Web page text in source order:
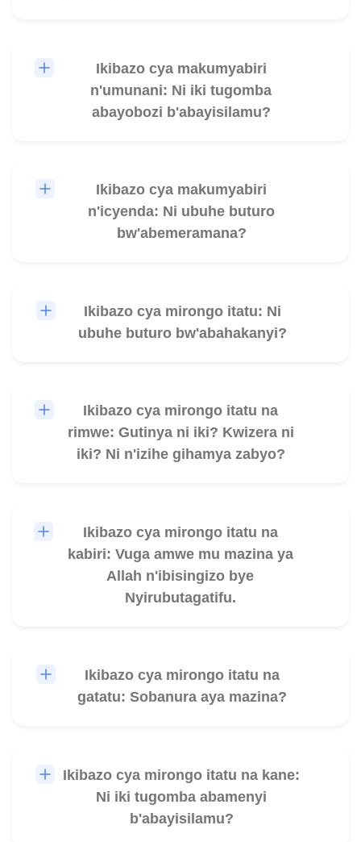
Ikibazo cya makumyabiri
n'umunani: Ni iki tugomba
abayobozi b'abayisilamu?
Ikibazo cya makumyabiri
n'icyenda: Ni ubuhe buturo
bw'abemeramana?
Ikibazo cya mirongo itatu: Ni
ubuhe buturo bw'abahakanyi?
Ikibazo cya mirongo itatu na
rimwe: Gutinya ni iki? Kwizera ni
iki? Ni n'izihe gihamya zabyo?
Ikibazo cya mirongo itatu na
kabiri: Vuga amwe mu mazina ya
Allah n'ibisingizo bye
Nyirubutagatifu.
Ikibazo cya mirongo itatu na
gatatu: Sobanura aya mazina?
Ikibazo cya mirongo itatu na kane:
Ni iki tugomba abamenyi
b'abayisilamu?